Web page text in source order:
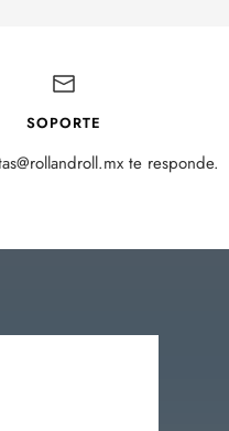
SOPORTE
te responde.